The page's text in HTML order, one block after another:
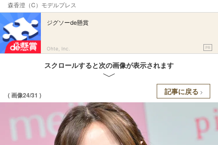
森香澄（C）モデルプレス
ジグソーde懸賞
Ohte, Inc. PR
スクロールすると次の画像が表示されます
( 画像24/31 ) 記事に戻る